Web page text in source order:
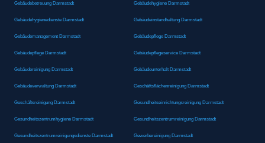
Gebäudebetreuung Darmstadt Gebäudehygiene Darmstadt
Gebäudehygienedienste Darmstadt Gebäudeinstandhaltung Darmstadt
Gebäudemanagement Darmstadt Gebäudepflege Darmstadt
Gebäudepflege Darmstadt Gebäudepflegeservice Darmstadt
Gebäudereinigung Darmstadt Gebäudeunterhalt Darmstadt
Gebäudeverwaltung Darmstadt Geschäftsflächenreinigung Darmstadt
Geschäftsreinigung Darmstadt Gesundheitseinrichtungsreinigung Darmstadt
Gesundheitszentrumhygiene Darmstadt Gesundheitszentrumreinigung Darmstadt
Gesundheitszentrumreinigungsdienste Darmstadt Gewerbereinigung Darmstadt